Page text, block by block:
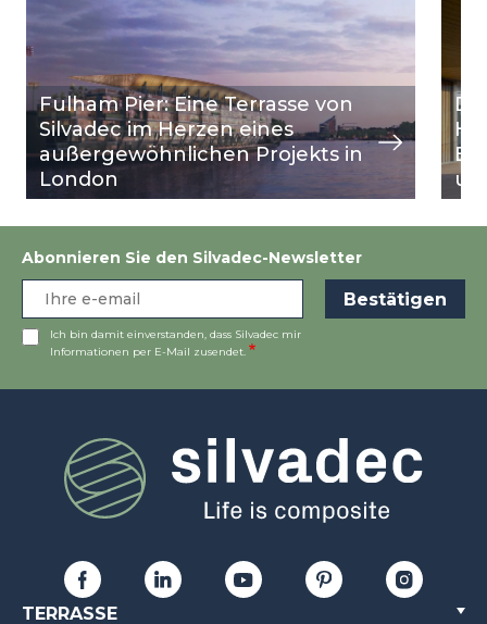
Fulham Pier: Eine Terrasse von
Silvadec im Herzen eines
außergewöhnlichen Projekts in
London
Abonnieren Sie den Silvadec-Newsletter
Ich bin damit einverstanden, dass Silvadec mir
Informationen per E-Mail zusendet.
TERRASSE